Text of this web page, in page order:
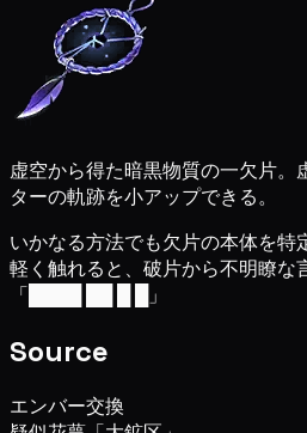
虚空から得た暗黒物質の一欠片。
ターの軌跡を小アップできる。
いかなる方法でも欠片の本体を特
軽く触れると、破片から不明瞭な
「████ ██ █ █」
Source
エンバー交換